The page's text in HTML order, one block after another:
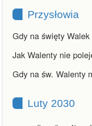
Przysłowia
Gdy na święty
Jak Walenty nie
Gdy na św. Walenty
Luty 2030